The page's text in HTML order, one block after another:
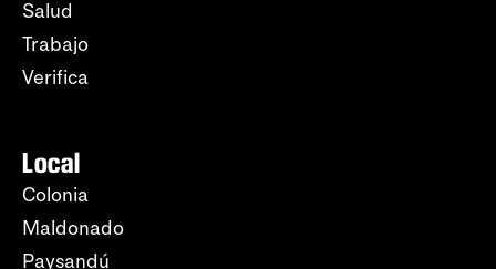
Salud
Trabajo
Verifica
Local
Colonia
Maldonado
Paysandú